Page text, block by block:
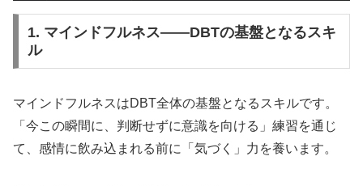
1. マインドフルネス——DBTの基盤となるスキ
ル
マインドフルネスはDBT全体の基盤となるスキルです。
「今この瞬間に、判断せずに意識を向ける」練習を通じ
て、感情に飲み込まれる前に「気づく」力を養います。